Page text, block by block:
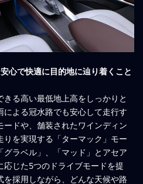
心で快適に目的地に辿り着くこと
る高い最低地上高をしっかりと
よる冠水路でも安心して走行す
ドや、舗装されたワインディン
を実現する「ターマック」モー
グラベル」、「マッド」とアセア
応じた5つのドライブモードを提
採用しながら、どんな天候や路